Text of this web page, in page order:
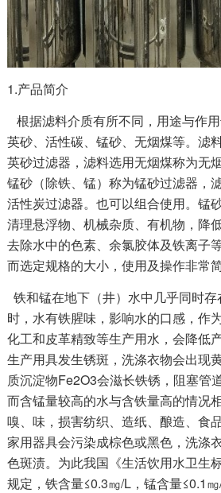
1.产品简介
根据滤料介质有所不同，用途与作
英砂、活性碳、锰砂、无烟煤等。滤
英砂过滤器，滤料选用无烟煤称为无
锰砂（除铁、锰）称为锰砂过滤器，
活性炭过滤器。也可以组合使用。锰
清理悬浮物、机械杂质、有机物，降
去除水中的色素、余氯胶体及铁离子
而选定规格的大小，使用及操作非常简
铁和锰在地下（井）水中几乎同时
时，水有铁腥味，影响水的口感，作
化工和皮革精致等生产用水，会降低
生产用具发生锈斑，洗涤衣物会出现
质沉淀物Fe2O3会滋长铁锈，阻塞管
而含锰量较高的水与含铁量高的情况
嗅、味，损害纺织、造纸、酿造、食
家用器具会污染成棕色或黑色，洗涤
色斑渍。为此我国《生活饮用水卫生
规定，铁含量≤0.3㎎/L，锰含量≤0.1